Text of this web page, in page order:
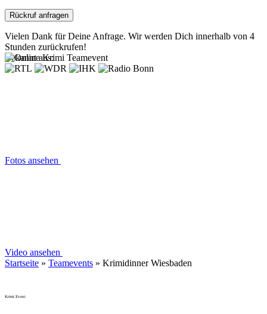
Vielen Dank für Deine Anfrage. Wir werden Dich innerhalb von 4
Stunden zurückrufen!
Bekannt aus:
Fotos ansehen
Video ansehen
Startseite » Teamevents » Krimidinner Wiesbaden
Krimi Event